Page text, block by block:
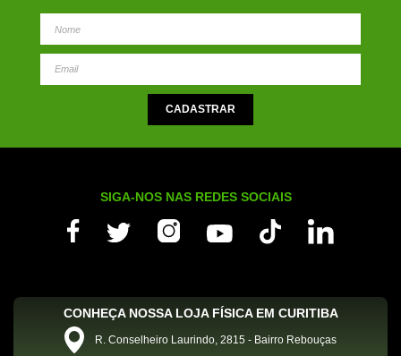
SIGA-NOS NAS REDES SOCIAIS
CONHEÇA NOSSA LOJA FÍSICA EM CURITIBA
R. Conselheiro Laurindo, 2815 - Bairro Rebouças